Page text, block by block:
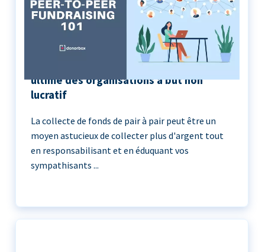
Peer-to-Peer Fundraising 101 | Le guide
ultime des organisations à but non
lucratif
La collecte de fonds de pair à pair peut être un
moyen astucieux de collecter plus d'argent tout
en responsabilisant et en éduquant vos
sympathisants ...